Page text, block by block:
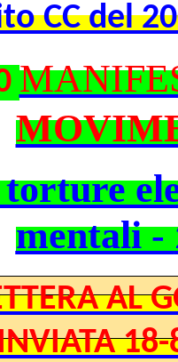
CC del
mentali -
AL